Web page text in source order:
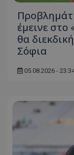
έμεινε στο
θα
Σόφια
05.08.2026 -